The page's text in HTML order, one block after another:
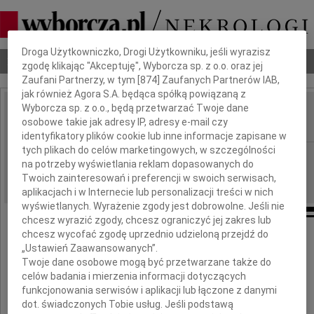
Nekrologi Odeszli Poradnik pogrzebowy
IMIĘ I NAZWISKO: Władysław Lemm
REGION: cała Polska
DATA EMISJI: 20.05.2010
15 maja 2010 roku zmarł
Władysław Lemm
Dbamy o Twoją prywatność
Droga Użytkowniczko, Drogi Użytkowniku, jeśli wyrazisz
zgodę klikając "Akceptuję", Wyborcza sp. z o.o. oraz jej
Zaufani Partnerzy, w tym [874 ] Zaufanych Partnerów IAB,
jak również Agora S.A. będąca spółką powiązaną z
Wyborcza sp. z o.o., będą przetwarzać Twoje dane
osobowe takie jak adresy IP, adresy e-mail czy
identyfikatory plików cookie lub inne informacje zapisane w
tych plikach do celów marketingowych, w szczególności
na potrzeby wyświetlania reklam dopasowanych do
Twoich zainteresowań i preferencji w swoich serwisach,
aplikacjach i w Internecie lub personalizacji treści w nich
wyświetlanych. Wyrażenie zgody jest dobrowolne. Jeśli nie
chcesz wyrazić zgody, chcesz ograniczyć jej zakres lub
chcesz wycofać zgodę uprzednio udzieloną przejdź do
„Ustawień Zaawansowanych”.
Twoje dane osobowe mogą być przetwarzane także do
celów badania i mierzenia informacji dotyczących
funkcjonowania serwisów i aplikacji lub łączone z danymi
dot. świadczonych Tobie usług. Jeśli podstawą